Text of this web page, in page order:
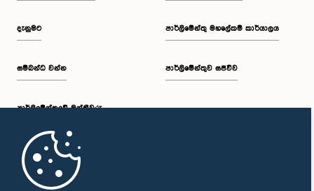
දැනුමට
සම්බන්ධ වන්න
පාර්ලි‌මේන්තුවේ මන්ත්‍රීවරු
මුල් පිටුව
පාර්ලිමේන්තු මහලේකම් කාර්යාලය
පාර්ලිමේන්තුව සජීවීව